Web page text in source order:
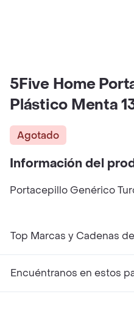
5Five Home
Plástico Menta
Agotado
Información del
Portacepillo Genérico
Top Marcas y Cadenas
Encuéntranos en estos